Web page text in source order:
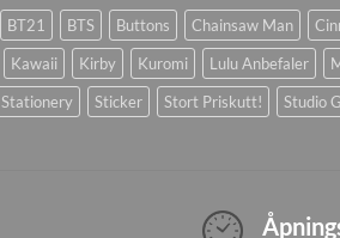
BT21 BTS Buttons Chainsaw Man
Kawaii Kirby Kuromi Lulu Anbefaler
Stationery Sticker Stort Priskutt! Studio